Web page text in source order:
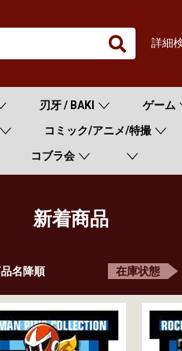
詳細
刃牙 / BAKI ゲーム
コミック/アニメ/特撮
コブラ会
新着商品
名降順 在庫状態